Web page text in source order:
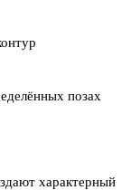
позах
характерный